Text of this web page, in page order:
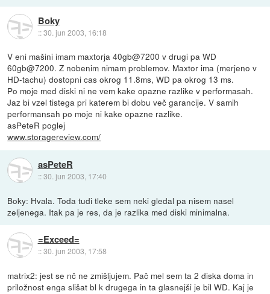
Boky
::30. jun 2003, 16:18
V eni mašini imam maxtorja 40gb@7200 v drugi pa WD
60gb@7200. Z nobenim nimam problemov. Maxtor ima (merjeno v
HD-tachu) dostopni cas okrog 11.8ms, WD pa okrog 13 ms.
Po moje med diski ni ne vem kake opazne razlike v performasah.
Jaz bi vzel tistega pri katerem bi dobu več garancije. V samih
performansah po moje ni kake opazne razlike.
asPeteR poglej
www.storagereview.com/
asPeteR
::30. jun 2003, 17:40
Boky: Hvala. Toda tudi tleke sem neki gledal pa nisem nasel
zeljenega. Itak pa je res, da je razlika med diski minimalna.
=Exceed=
::30. jun 2003, 17:58
matrix2: jest se nč ne zmišljujem. Pač mel sem ta 2 diska doma in
priložnost enga slišat bl k drugega in ta glasnejši je bil WD. Kaj je